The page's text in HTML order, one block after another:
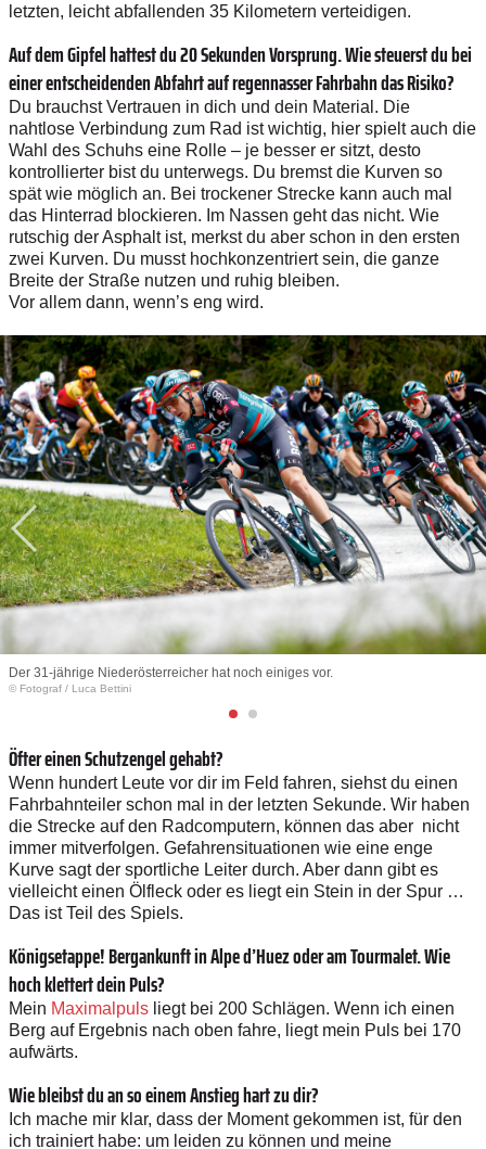
letzten, leicht abfallenden 35 Kilometern verteidigen.
Auf dem Gipfel hattest du 20 Sekunden Vorsprung. Wie steuerst du bei
einer entscheidenden Abfahrt auf ­regennasser Fahrbahn das Risiko?
Du brauchst Vertrauen in dich und dein Material. Die
nahtlose Verbindung zum Rad ist wichtig, hier spielt auch die
Wahl des Schuhs eine Rolle – je besser er sitzt, desto
kontrollierter bist du unterwegs. Du bremst die Kurven so
spät wie möglich an. Bei trockener Strecke kann auch mal
das Hinterrad blockieren. Im Nassen geht das nicht. Wie
rutschig der Asphalt ist, merkst du aber schon in den ersten
zwei Kurven. Du musst hochkonzentriert sein, die ganze
Breite der Straße nutzen und ruhig bleiben.
Vor allem dann, wenn’s eng wird.
Der 31-jährige Niederösterreicher hat noch einiges vor.
© Fotograf / Luca Bettini
Öfter einen Schutzengel gehabt?
Wenn hundert Leute vor dir im Feld fahren, siehst du einen
Fahrbahnteiler schon mal in der letzten Sekunde. Wir haben
die Strecke auf den Radcomputern, können das aber nicht
immer mitverfolgen. Gefahrensituationen wie eine enge
Kurve sagt der sportliche Leiter durch. Aber dann gibt es
vielleicht einen Ölfleck oder es liegt ein Stein in der Spur …
Das ist Teil des Spiels.
Königsetappe! Bergankunft in Alpe d’Huez oder am Tourmalet. Wie
hoch klettert dein Puls?
Mein Maximalpuls liegt bei 200 Schlägen. Wenn ich einen
Berg auf Ergebnis nach oben fahre, liegt mein Puls bei 170
aufwärts.
Wie bleibst du an so einem Anstieg hart zu dir?
Ich mache mir klar, dass der Moment gekommen ist, für den
ich trainiert habe: um leiden zu können und meine